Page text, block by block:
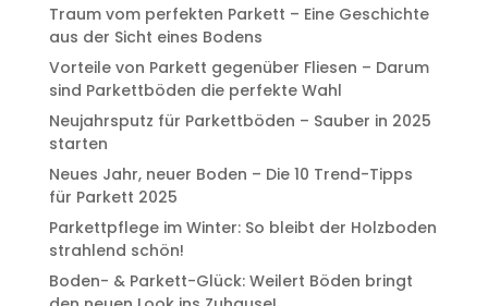
Traum vom perfekten Parkett – Eine Geschichte
aus der Sicht eines Bodens
Vorteile von Parkett gegenüber Fliesen – Darum
sind Parkettböden die perfekte Wahl
Neujahrsputz für Parkettböden – Sauber in 2025
starten
Neues Jahr, neuer Boden – Die 10 Trend-Tipps
für Parkett 2025
Parkettpflege im Winter: So bleibt der Holzboden
strahlend schön!
Boden- & Parkett-Glück: Weilert Böden bringt